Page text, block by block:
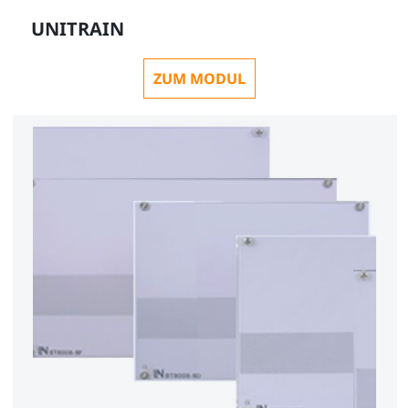
UNITRAIN
ZUM MODUL